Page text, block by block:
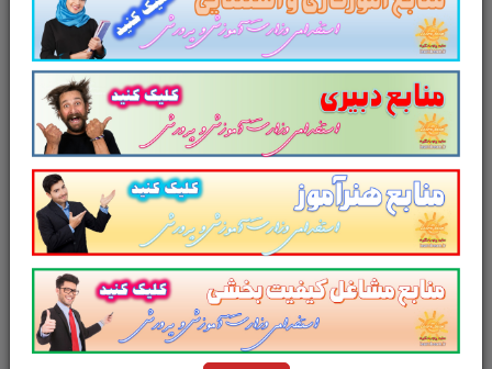
استخدامی سازمان تامین اجتماعی روی عنوانزیر
کلیک کنید
خرید منابع عمومی آزمون استخدامی
سازمان تامین اجتماعی سال 1403
نکته:
این منبع به صورت فشرده شده (زیپ) می باشد. لذا
برای برای باز شدن در گوشی نیاز به برنامه winrar دارد.
برای دانلود و نصب winrar بر روی آیکون زیر کلیک کنید.